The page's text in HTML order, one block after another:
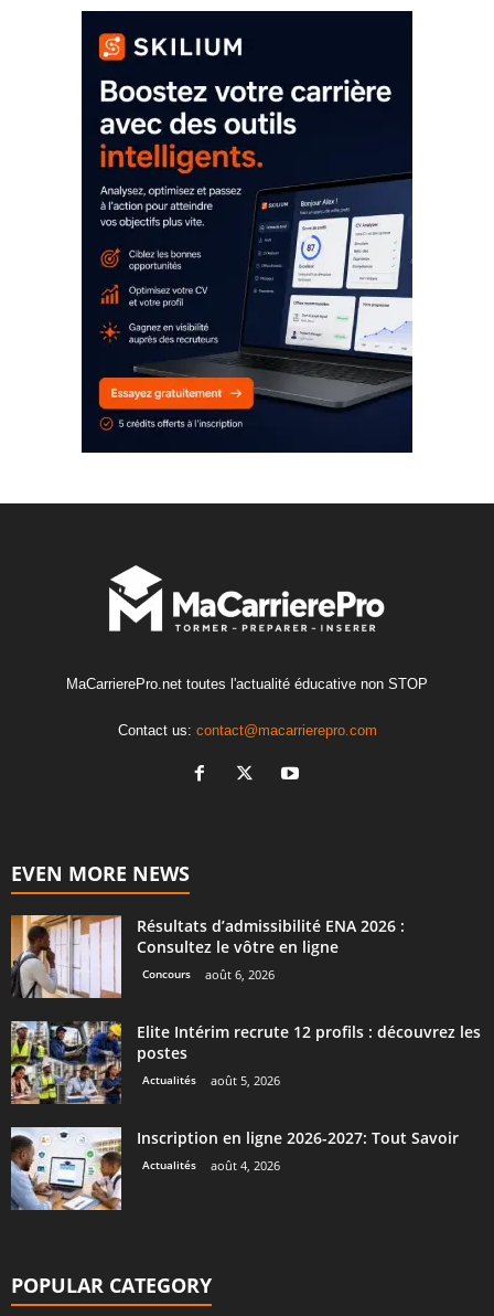
MaCarrierePro.net toutes l'actualité éducative non STOP
Contact us: contact@macarrierepro.com
EVEN MORE NEWS
Résultats d’admissibilité ENA 2026 :
Consultez le vôtre en ligne
Concours août 6, 2026
Elite Intérim recrute 12 profils : découvrez les
postes
Actualités août 5, 2026
Inscription en ligne 2026-2027: Tout Savoir
Actualités août 4, 2026
POPULAR CATEGORY